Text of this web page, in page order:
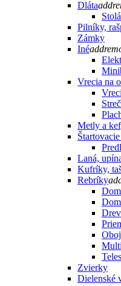
Dlátaadd
Pilníky,
Zámky
Inéadd
Vrecia na
Metly a
Laná,
Kufríky,
Rebríky
Zvierky
Dielenské